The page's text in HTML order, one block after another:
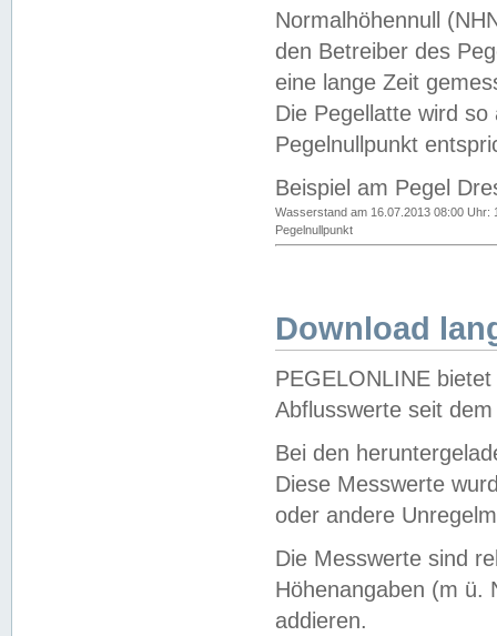
Normalhöhennull
den Betreiber des
eine lange Zeit
Die Pegellatte wird
Pegelnullpunkt
Beispiel am Pegel
Wasserstand am 16.07.2013 08:00 Uhr:
Pegelnullpunkt
Download
PEGELONLINE
Abflusswerte seit
Bei den
Diese Messwerte
oder andere
Die Messwerte sind
Höhenangaben (m ü.
addieren.